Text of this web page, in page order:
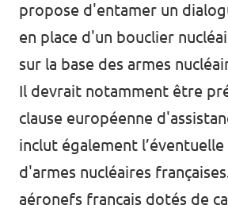
propose d'entamer un
en place d'un bouclier
sur la base des armes
Il devrait notamment être
clause européenne
inclut également
d'armes nucléaires
aéronefs français dotés de